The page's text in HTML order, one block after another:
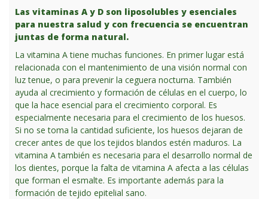
Las vitaminas A y D son liposolubles y esenciales
para nuestra salud y con frecuencia se encuentran
juntas de forma natural.
La vitamina A tiene muchas funciones. En primer lugar está
relacionada con el mantenimiento de una visión normal con
luz tenue, o para prevenir la ceguera nocturna. También
ayuda al crecimiento y formación de células en el cuerpo, lo
que la hace esencial para el crecimiento corporal. Es
especialmente necesaria para el crecimiento de los huesos.
Si no se toma la cantidad suficiente, los huesos dejaran de
crecer antes de que los tejidos blandos estén maduros. La
vitamina A también es necesaria para el desarrollo normal de
los dientes, porque la falta de vitamina A afecta a las células
que forman el esmalte. Es importante además para la
formación de tejido epitelial sano.